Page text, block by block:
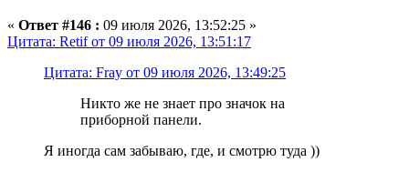
« Ответ #146 : 09 июля 2026, 13:52:25 »
Цитата: Retif от 09 июля 2026, 13:51:17
Цитата: Fray от 09 июля 2026, 13:49:25
Никто же не знает про значок на
приборной панели.
Я иногда сам забываю, где, и смотрю туда ))